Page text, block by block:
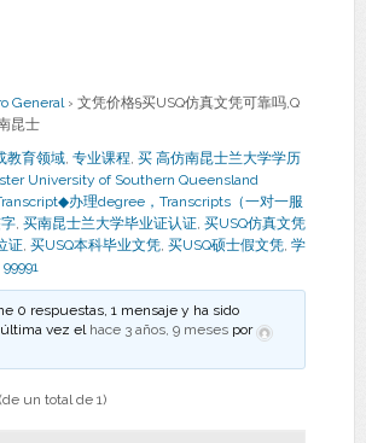
General › 文凭价格§买USQ仿真文凭可靠吗,Q
昆士
教育领域, 专业课程, 买 高仿南昆士兰大学学历
University of Southern Queensland
办理degree，Transcripts（一对一服
, 买南昆士兰大学毕业证认证, 买USQ仿真文凭
证, 买USQ本科毕业文凭, 买USQ硕士假文凭, 学
0 respuestas, 1 mensaje y ha sido
vez el hace 3 años, 9 meses por
un total de 1)